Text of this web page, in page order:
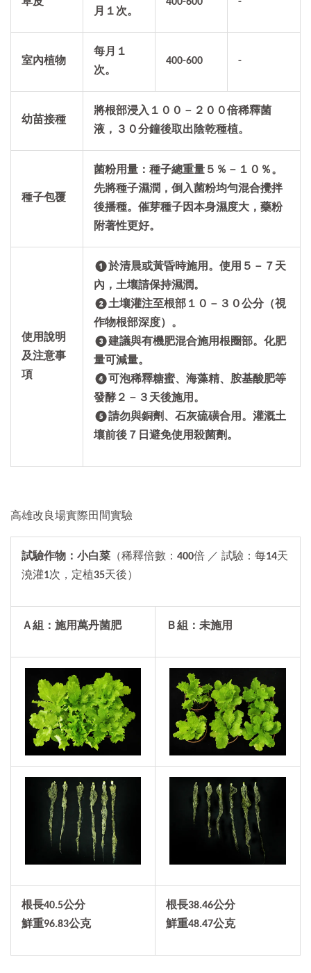
草皮
月１次。
400-600 -
室內植物
每月１
次。
400-600 -
幼苗接種
將根部浸入１００－２００倍稀釋菌
液，
３０分鐘後取出陰乾種植。
種子包覆
菌粉用量：種子總重量 ５％－１０％。
先將種子濕潤，倒入菌粉均勻混合攪拌
後播種。催芽種子因本身濕度大，藥粉
附著性更好。
使用說明
及注意事
項
❶於清晨或黃昏時施用。使用５－７天
內，土壤請保持濕潤。
❷土壤灌注至根部１０－３０公分（視
作物根部深度）。
❸建議與有機肥混合施用根圈部。化肥
量可減量。
❹可泡稀釋糖蜜、海藻精、胺基酸肥等
發酵２－３天後施用。
❺請勿與銅劑、石灰硫磺合用。灌溉土
壤前後７日避免使用殺菌劑。
高雄改良場實際田間實驗
試驗作物：小白菜 （稀釋倍數： 400倍 ／ 試驗：每14天
澆灌1次，定植35天後）
Ａ組：施用萬丹菌肥 Ｂ組：未施用
根長40.5公分
鮮重96.83公克
根長38.46公分
鮮重48.47公克